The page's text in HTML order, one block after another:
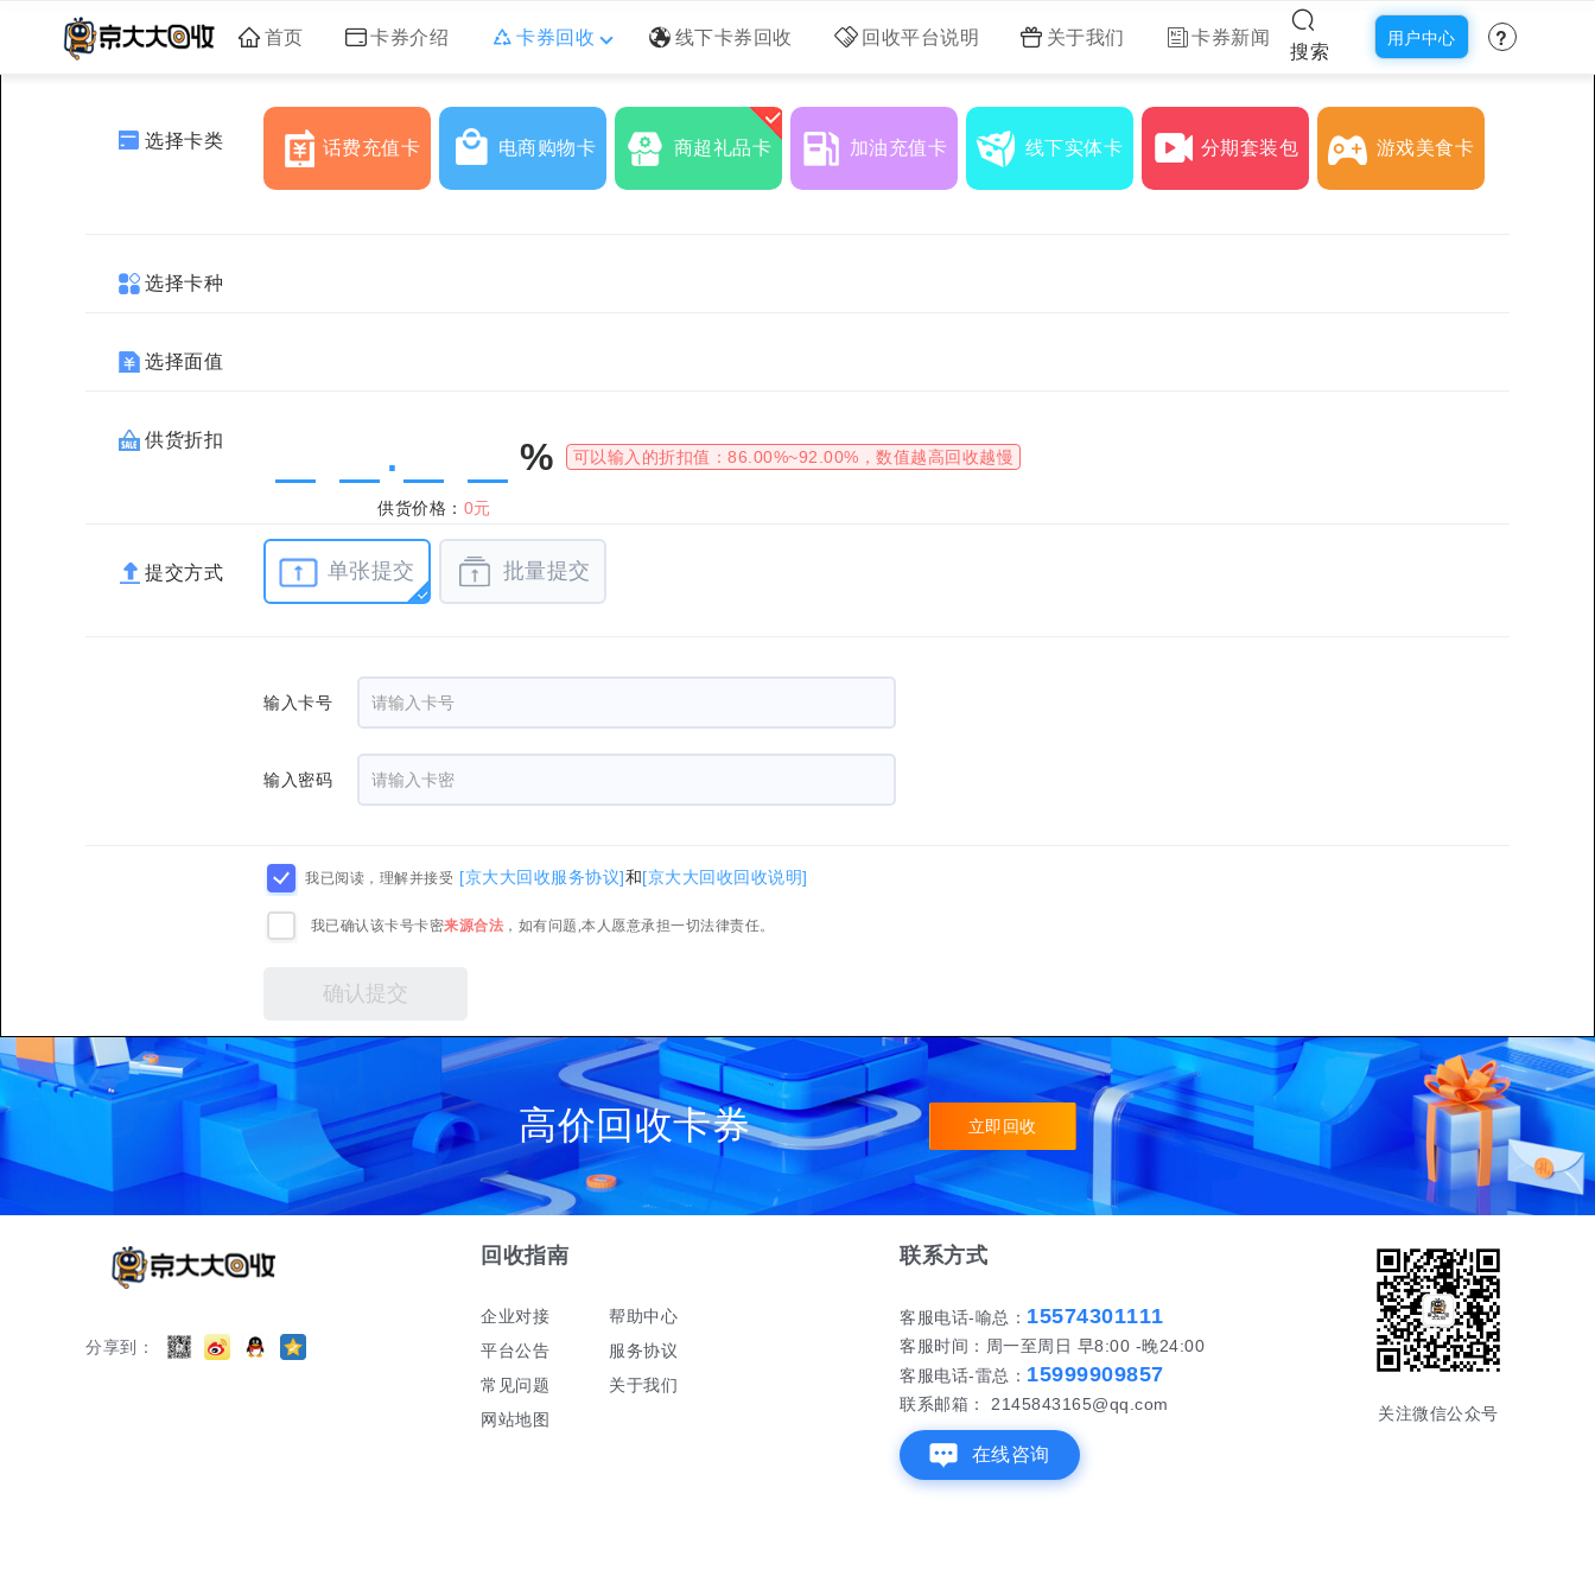
首页 卡券介绍 卡券回收 线下卡券回收 回收平台说明 关于我们 卡券新闻
搜索
用户中心 ?
选择卡类 话费充值卡 电商购物卡 商超礼品卡 加油充值卡 线下实体卡 分期套装包 游戏美食卡
选择卡种
选择面值
供货折扣 . %
供货价格： 0元
可以输入的折扣值： 86.00%~92.00% ，数值越高回收越慢
提交方式 单张提交 批量提交
输入卡号
输入密码
我已阅读，理解并接受 [京大大回收服务协议]和[京大大回收回收说明]
我已确认该卡号卡密来源合法 ，如有问题,本人愿意承担一切法律责任。
高价回收卡券 立即回收
分享到：
回收指南
企业对接
平台公告
常见问题
网站地图
帮助中心
服务协议
关于我们
联系方式
客服电话-喻总： 15574301111
客服时间：周一至周日 早8:00 -晚24:00
客服电话-雷总： 15999909857
联系邮箱： 2145843165@qq.com
在线咨询
关注微信公众号